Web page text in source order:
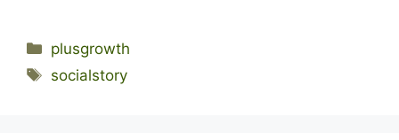
Categories
plusgrowth
Tags
socialstory